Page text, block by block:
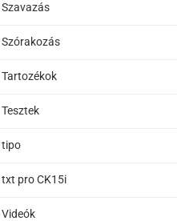
Szavazás
Szórakozás
Tartozékok
Tesztek
tipo
txt pro CK15i
Videók